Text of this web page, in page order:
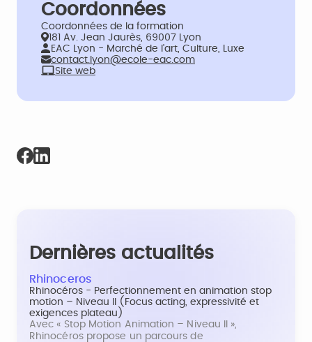
Coordonnées
Coordonnées de la formation
181 Av. Jean Jaurès, 69007 Lyon
EAC Lyon - Marché de l'art, Culture, Luxe
contact.lyon@ecole-eac.com
Site web
Dernières actualités
Rhinoceros
Rhinocéros - Perfectionnement en animation stop
motion – Niveau II (Focus acting, expressivité et
exigences plateau)
Avec « Stop Motion Animation – Niveau II »,
Rhinocéros propose un parcours de